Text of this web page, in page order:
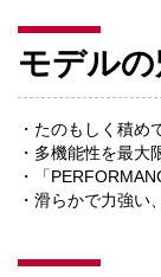
モデルの
・たのもしく積め
・多機能性を最大
・「
・滑らかで力強い